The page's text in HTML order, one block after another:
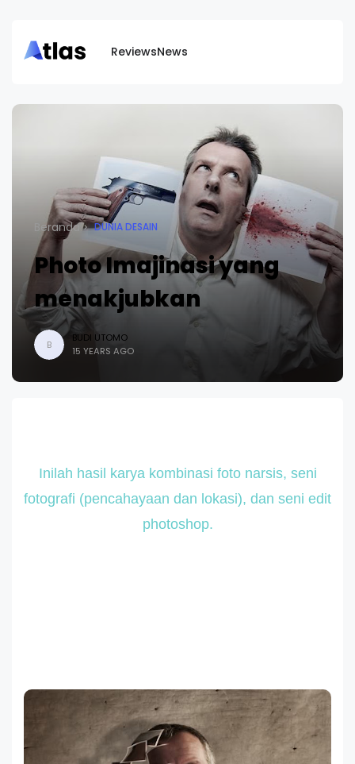
ReviewsNews
Beranda DUNIA DESAIN
Photo Imajinasi yang
menakjubkan
B
BUDI UTOMO
15 YEARS AGO
Inilah hasil karya kombinasi foto narsis, seni
fotografi (pencahayaan dan lokasi), dan seni edit
photoshop.